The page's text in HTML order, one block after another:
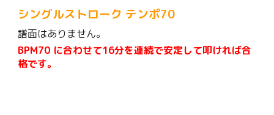
シングルストローク テンポ70
譜面はありません。
BPM70 に合わせて16分を連続で安定して叩ければ合
格です。